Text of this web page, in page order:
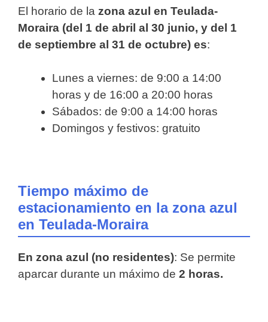
El horario de la zona azul en Teulada-
Moraira (del 1 de abril al 30 junio, y del 1
de septiembre al 31 de octubre) es:
Lunes a viernes: de 9:00 a 14:00
horas y de 16:00 a 20:00 horas
Sábados: de 9:00 a 14:00 horas
Domingos y festivos: gratuito
Tiempo máximo de
estacionamiento en la zona azul
en Teulada-Moraira
En zona azul (no residentes): Se permite
aparcar durante un máximo de 2 horas.